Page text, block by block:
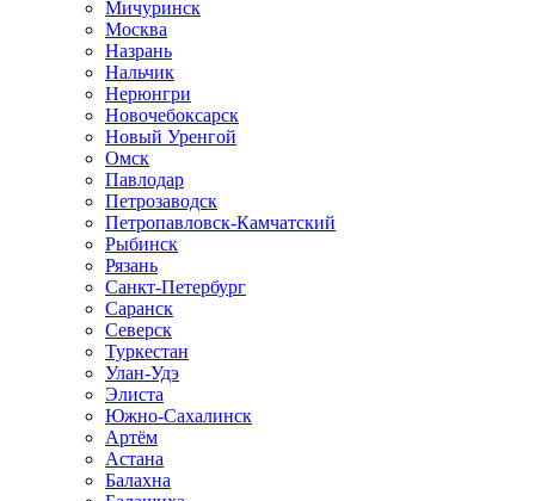
Мичуринск
Москва
Назрань
Нальчик
Нерюнгри
Новочебоксарск
Новый Уренгой
Омск
Павлодар
Петрозаводск
Петропавловск-Камчатский
Рыбинск
Рязань
Санкт-Петербург
Саранск
Северск
Туркестан
Улан-Удэ
Элиста
Южно-Сахалинск
Артём
Астана
Балахна